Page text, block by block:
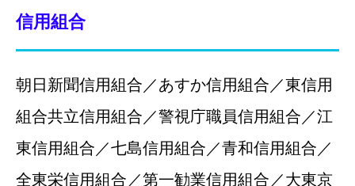
信用組合
朝日新聞信用組合／あすか信用組合／東信用
組合共立信用組合／警視庁職員信用組合／江
東信用組合／七島信用組合／青和信用組合／
全東栄信用組合／第一勧業信用組合／大東京
LINEでご相談 お問い合わせ フリーダイヤル